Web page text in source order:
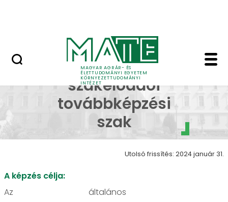
MAGYAR AGRÁR- ÉS
ÉLETTUDOMÁNYI EGYETEM
KÖRNYEZETTUDOMÁNYI
INTÉZET
Talajvédelmi
Talajvédelmi
szakelőadói
továbbképzési
szak
Utolsó frissítés: 2024 január 31.
A képzés célja:
Az általános